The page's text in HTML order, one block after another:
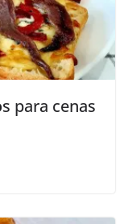
para cenas